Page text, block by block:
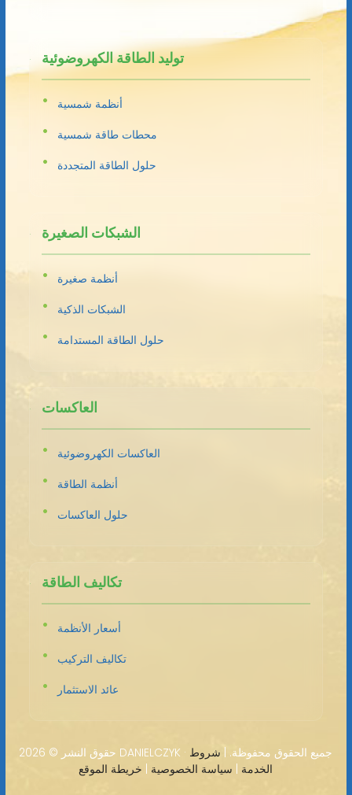
توليد الطاقة الكهروضوئية
أنظمة شمسية
محطات طاقة شمسية
حلول الطاقة المتجددة
الشبكات الصغيرة
أنظمة صغيرة
الشبكات الذكية
حلول الطاقة المستدامة
العاكسات
العاكسات الكهروضوئية
أنظمة الطاقة
حلول العاكسات
تكاليف الطاقة
أسعار الأنظمة
تكاليف التركيب
عائد الاستثمار
حقوق النشر © 2026 DANIELCZYK · جميع الحقوق محفوظة. | شروط
الخدمة
سياسة الخصوصية خريطة الموقع